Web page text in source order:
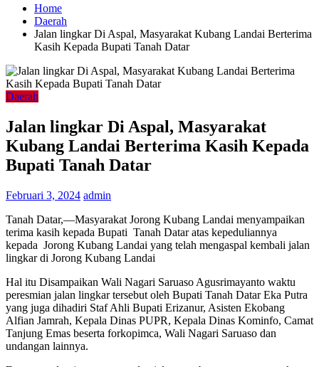
Home
Daerah
Jalan lingkar Di Aspal, Masyarakat Kubang Landai Berterima
Kasih Kepada Bupati Tanah Datar
Daerah
Jalan lingkar Di Aspal, Masyarakat
Kubang Landai Berterima Kasih Kepada
Bupati Tanah Datar
Februari 3, 2024 admin
Tanah Datar,—Masyarakat Jorong Kubang Landai menyampaikan
terima kasih kepada Bupati Tanah Datar atas kepeduliannya
kepada Jorong Kubang Landai yang telah mengaspal kembali jalan
lingkar di Jorong Kubang Landai
Hal itu Disampaikan Wali Nagari Saruaso Agusrimayanto waktu
peresmian jalan lingkar tersebut oleh Bupati Tanah Datar Eka Putra
yang juga dihadiri Staf Ahli Bupati Erizanur, Asisten Ekobang
Alfian Jamrah, Kepala Dinas PUPR, Kepala Dinas Kominfo, Camat
Tanjung Emas beserta forkopimca, Wali Nagari Saruaso dan
undangan lainnya.